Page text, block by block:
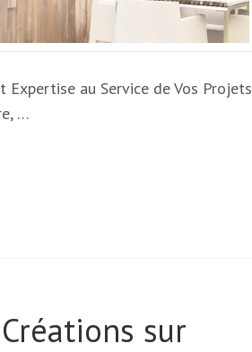
au Service de Vos Projets
…
sur